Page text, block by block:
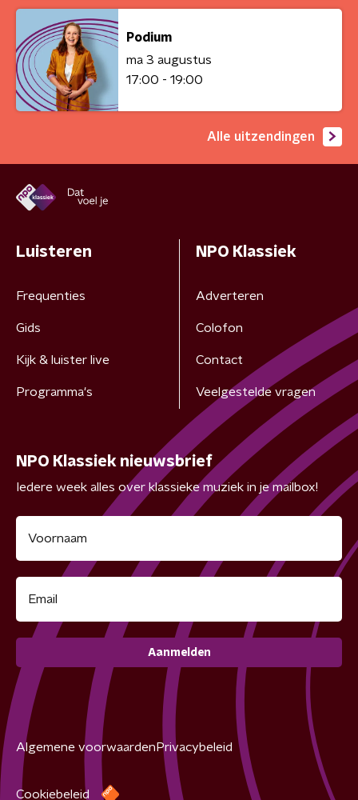
Podium
ma 3 augustus
17:00 - 19:00
Alle uitzendingen
Luisteren
Frequenties
Gids
Kijk & luister live
Programma's
NPO Klassiek
Adverteren
Colofon
Contact
Veelgestelde vragen
NPO Klassiek nieuwsbrief
Iedere week alles over klassieke muziek in je mailbox!
Aanmelden
Algemene voorwaarden Privacybeleid
Cookiebeleid